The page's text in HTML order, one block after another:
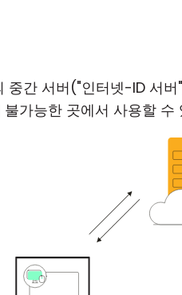
중간 서버("인터넷-ID 서
불가능한 곳에서 사용할 수